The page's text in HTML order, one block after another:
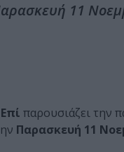
11
παρουσιάζει την
Παρασκευή 11